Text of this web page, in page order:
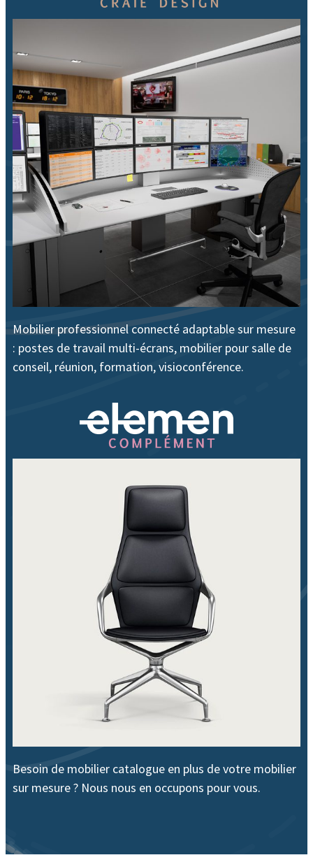
Mobilier professionnel connecté adaptable sur mesure
: postes de travail multi-écrans, mobilier pour salle de
conseil, réunion, formation, visioconférence.
Besoin de mobilier catalogue en plus de votre mobilier
sur mesure ? Nous nous en occupons pour vous.